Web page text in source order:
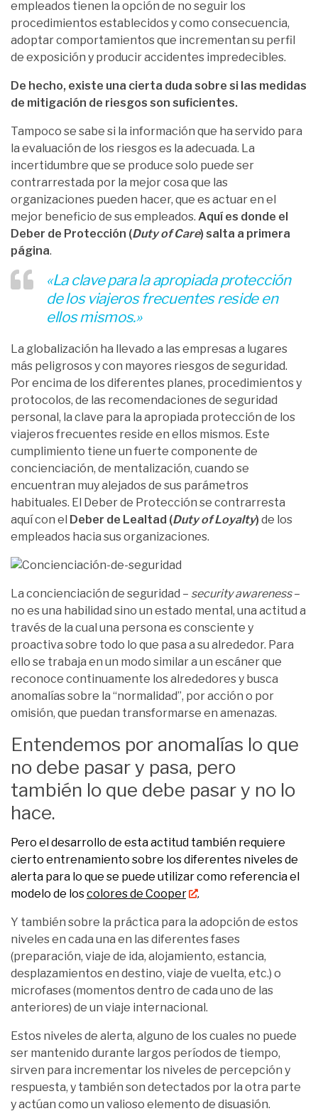
empleados tienen la opción de no seguir los
procedimientos establecidos y como consecuencia,
adoptar comportamientos que incrementan su perfil
de exposición y producir accidentes impredecibles.
De hecho, existe una cierta duda sobre si las medidas
de mitigación de riesgos son suficientes.
Tampoco se sabe si la información que ha servido para
la evaluación de los riesgos es la adecuada. La
incertidumbre que se produce solo puede ser
contrarrestada por la mejor cosa que las
organizaciones pueden hacer, que es actuar en el
mejor beneficio de sus empleados. Aquí es donde el
Deber de Protección (Duty of Care) salta a primera
página.
«La clave para la apropiada protección
de los viajeros frecuentes reside en
ellos mismos.»
La globalización ha llevado a las empresas a lugares
más peligrosos y con mayores riesgos de seguridad.
Por encima de los diferentes planes, procedimientos y
protocolos, de las recomendaciones de seguridad
personal, la clave para la apropiada protección de los
viajeros frecuentes reside en ellos mismos. Este
cumplimiento tiene un fuerte componente de
concienciación, de mentalización, cuando se
encuentran muy alejados de sus parámetros
habituales. El Deber de Protección se contrarresta
aquí con el Deber de Lealtad (Duty of Loyalty) de los
empleados hacia sus organizaciones.
La concienciación de seguridad – security awareness–
no es una habilidad sino un estado mental, una actitud a
través de la cual una persona es consciente y
proactiva sobre todo lo que pasa a su alrededor. Para
ello se trabaja en un modo similar a un escáner que
reconoce continuamente los alrededores y busca
anomalías sobre la “normalidad”, por acción o por
omisión, que puedan transformarse en amenazas.
Entendemos por anomalías lo que
no debe pasar y pasa, pero
también lo que debe pasar y no lo
hace.
Pero el desarrollo de esta actitud también requiere
cierto entrenamiento sobre los diferentes niveles de
alerta para lo que se puede utilizar como referencia el
modelo de loscolores de Cooper .
Y también sobre la práctica para la adopción de estos
niveles en cada una en las diferentes fases
(preparación, viaje de ida, alojamiento, estancia,
desplazamientos en destino, viaje de vuelta, etc.) o
microfases (momentos dentro de cada uno de las
anteriores) de un viaje internacional.
Estos niveles de alerta, alguno de los cuales no puede
ser mantenido durante largos períodos de tiempo,
sirven para incrementar los niveles de percepción y
respuesta, y también son detectados por la otra parte
y actúan como un valioso elemento de disuasión.